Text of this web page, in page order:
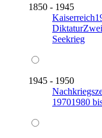
1850 - 1945
Kaiserreich
Diktatur
Seekrieg
1945 - 1950
19701980